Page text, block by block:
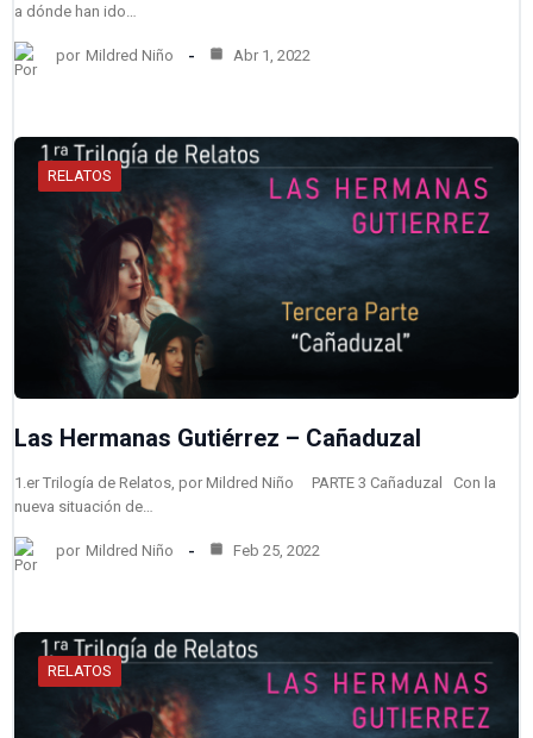
a dónde han ido…
por Mildred Niño Abr 1, 2022
RELATOS
Las Hermanas Gutiérrez – Cañaduzal
1.er Trilogía de Relatos, por Mildred Niño PARTE 3 Cañaduzal Con la
nueva situación de…
por Mildred Niño Feb 25, 2022
RELATOS